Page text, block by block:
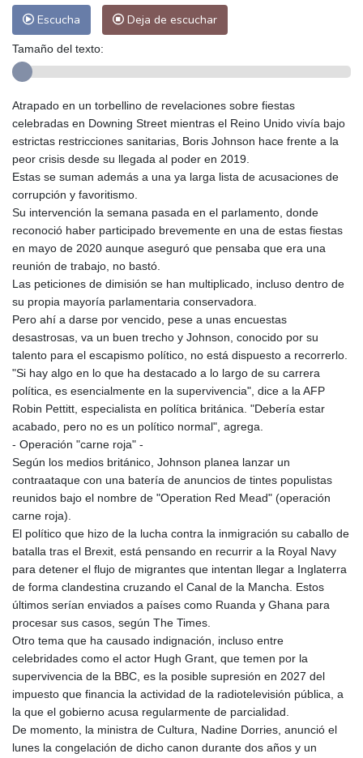
Escucha Deja de escuchar
Tamaño del texto:
Atrapado en un torbellino de revelaciones sobre fiestas
celebradas en Downing Street mientras el Reino Unido vivía bajo
estrictas restricciones sanitarias, Boris Johnson hace frente a la
peor crisis desde su llegada al poder en 2019.
Estas se suman además a una ya larga lista de acusaciones de
corrupción y favoritismo.
Su intervención la semana pasada en el parlamento, donde
reconoció haber participado brevemente en una de estas fiestas
en mayo de 2020 aunque aseguró que pensaba que era una
reunión de trabajo, no bastó.
Las peticiones de dimisión se han multiplicado, incluso dentro de
su propia mayoría parlamentaria conservadora.
Pero ahí a darse por vencido, pese a unas encuestas
desastrosas, va un buen trecho y Johnson, conocido por su
talento para el escapismo político, no está dispuesto a recorrerlo.
"Si hay algo en lo que ha destacado a lo largo de su carrera
política, es esencialmente en la supervivencia", dice a la AFP
Robin Pettitt, especialista en política británica. "Debería estar
acabado, pero no es un político normal", agrega.
- Operación "carne roja" -
Según los medios británico, Johnson planea lanzar un
contraataque con una batería de anuncios de tintes populistas
reunidos bajo el nombre de "Operation Red Mead" (operación
carne roja).
El político que hizo de la lucha contra la inmigración su caballo de
batalla tras el Brexit, está pensando en recurrir a la Royal Navy
para detener el flujo de migrantes que intentan llegar a Inglaterra
de forma clandestina cruzando el Canal de la Mancha. Estos
últimos serían enviados a países como Ruanda y Ghana para
procesar sus casos, según The Times.
Otro tema que ha causado indignación, incluso entre
celebridades como el actor Hugh Grant, que temen por la
supervivencia de la BBC, es la posible supresión en 2027 del
impuesto que financia la actividad de la radiotelevisión pública, a
la que el gobierno acusa regularmente de parcialidad.
De momento, la ministra de Cultura, Nadine Dorries, anunció el
lunes la congelación de dicho canon durante dos años y un